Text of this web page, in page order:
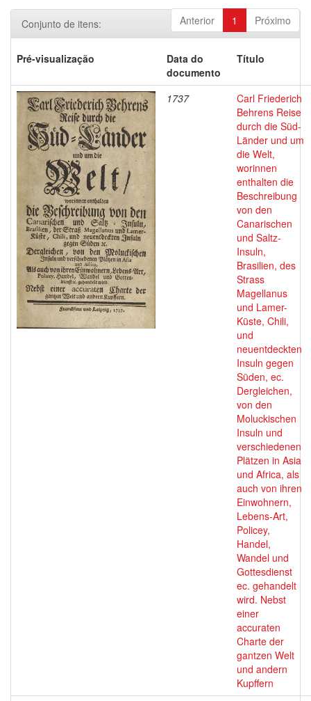
Anterior 1 Próximo
Conjunto de itens:
Pré-visualização
Data do
documento
Título
1737
Carl Friederich
Behrens Reise
durch die Süd-
Länder und um
die Welt,
worinnen
enthalten die
Beschreibung
von den
Canarischen
und Saltz-
Insuln,
Brasilien, des
Strass
Magellanus
und Lamer-
Küste, Chili,
und
neuentdeckten
Insuln gegen
Süden, ec.
Dergleichen,
von den
Moluckischen
Insuln und
verschiedenen
Plätzen in Asia
und Africa, als
auch von ihren
Einwohnern,
Lebens-Art,
Policey,
Handel,
Wandel und
Gottesdienst
ec. gehandelt
wird. Nebst
einer
accuraten
Charte der
gantzen Welt
und andern
Kupffern